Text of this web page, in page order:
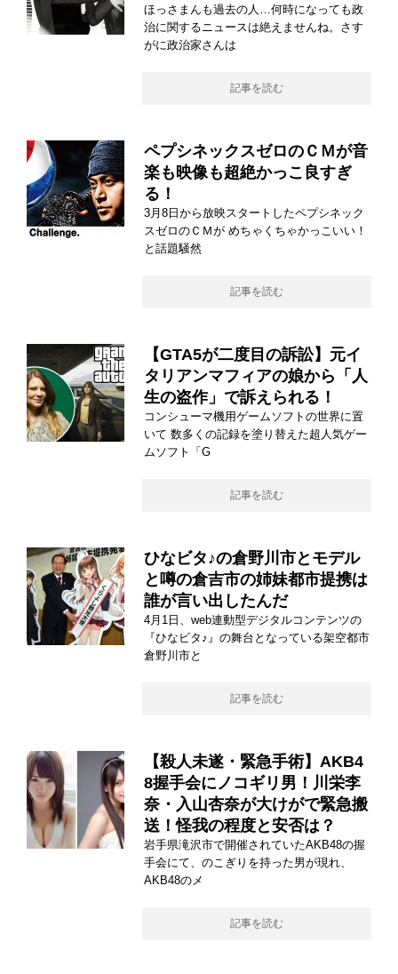
ほっさまんも過去の人…何時になっても政
治に関するニュースは絶えませんね。さす
がに政治家さんは
記事を読む
ペプシネックスゼロのＣＭが音
楽も映像も超絶かっこ良すぎ
る！
3月8日から放映スタートしたペプシネック
スゼロのＣＭが めちゃくちゃかっこいい！
と話題騒然
記事を読む
【GTA5が二度目の訴訟】元イ
タリアンマフィアの娘から「人
生の盗作」で訴えられる！
コンシューマ機用ゲームソフトの世界に置
いて 数多くの記録を塗り替えた超人気ゲー
ムソフト「G
記事を読む
ひなビタ♪の倉野川市とモデル
と噂の倉吉市の姉妹都市提携は
誰が言い出したんだ
4月1日、web連動型デジタルコンテンツの
『ひなビタ♪』の舞台となっている架空都市
倉野川市と
記事を読む
【殺人未遂・緊急手術】AKB4
8握手会にノコギリ男！川栄李
奈・入山杏奈が大けがで緊急搬
送！怪我の程度と安否は？
岩手県滝沢市で開催されていたAKB48の握
手会にて、のこぎりを持った男が現れ、
AKB48のメ
記事を読む